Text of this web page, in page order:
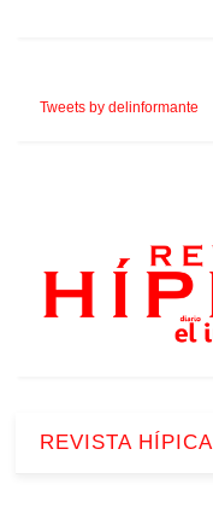
Tweets by delinformante
REVISTA HÍPICA